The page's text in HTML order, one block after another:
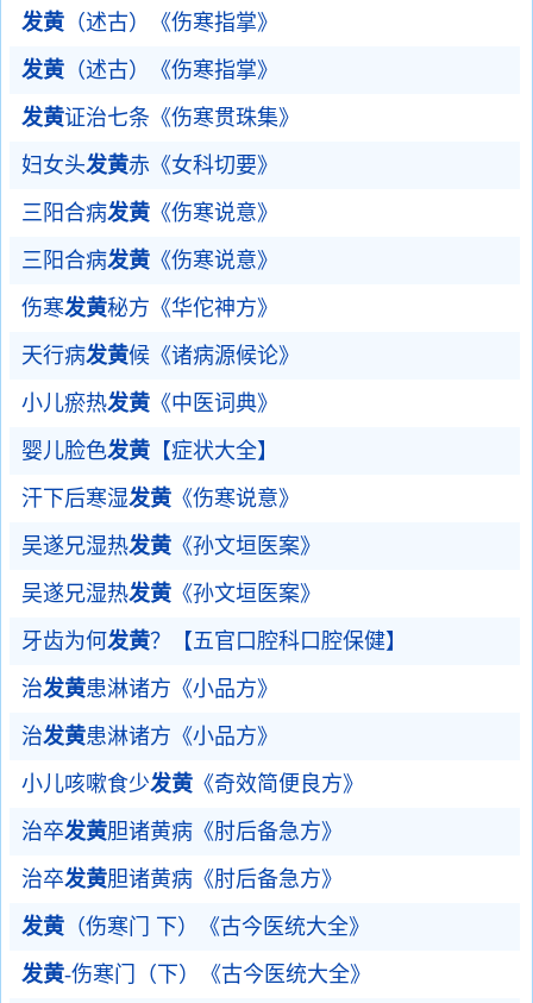
发黄 （述古）《伤寒指掌》
发黄 （述古）《伤寒指掌》
发黄证治七条《伤寒贯珠集》
妇女头发黄赤《女科切要》
三阳合病发黄 《伤寒说意》
三阳合病发黄 《伤寒说意》
伤寒发黄秘方《华佗神方》
天行病发黄候《诸病源候论》
小儿瘀热发黄 《中医词典》
婴儿脸色发黄 【症状大全】
汗下后寒湿发黄 《伤寒说意》
吴遂兄湿热发黄 《孙文垣医案》
吴遂兄湿热发黄 《孙文垣医案》
牙齿为何发黄？【五官口腔科口腔保健】
治发黄患淋诸方《小品方》
治发黄患淋诸方《小品方》
小儿咳嗽食少发黄 《奇效简便良方》
治卒发黄胆诸黄病《肘后备急方》
治卒发黄胆诸黄病《肘后备急方》
发黄 （伤寒门 下）《古今医统大全》
发黄-伤寒门（下）《古今医统大全》